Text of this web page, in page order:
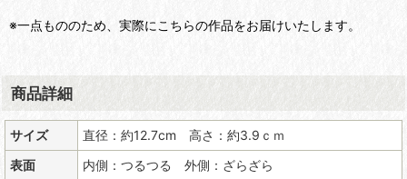
※一点もののため、実際にこちらの作品をお届けいたします。
商品詳細
サイズ
直径：約12.7cm 高さ：約3.9ｃｍ
表面
内側：つるつる 外側：ざらざら